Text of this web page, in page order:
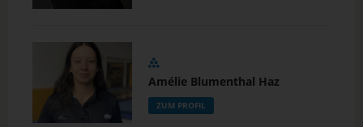
Amélie Blumenthal Haz
ZUM PROFIL